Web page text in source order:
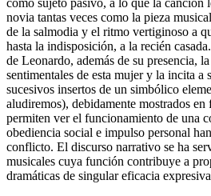
novia tantas veces como la pieza
de la salmodia y el ritmo vertiginoso a
hasta la indisposición, a la recién
de Leonardo, además de su presencia,
sentimentales de esta mujer y la incita a
sucesivos insertos de un simbólico
aludiremos), debidamente mostrados
permiten ver el funcionamiento de una
obediencia social e impulso personal
conflicto. El discurso narrativo se ha
musicales cuya función contribuye a
dramáticas de singular eficacia